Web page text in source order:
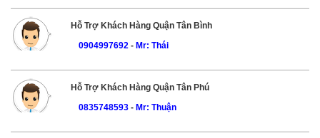
Hỗ Trợ Khách Hàng Quận Tân Bình
0904997692- Mr: Thái
Hỗ Trợ Khách Hàng Quận Tân Phú
0835748593- Mr: Thuận